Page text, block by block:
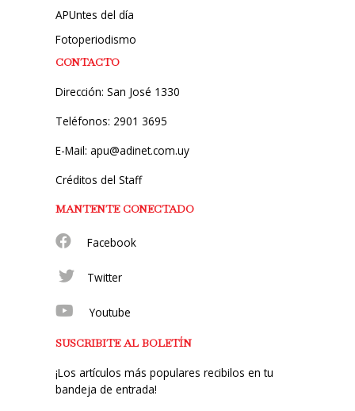
APUntes del día
Fotoperiodismo
CONTACTO
Dirección: San José 1330
Teléfonos: 2901 3695
E-Mail: apu@adinet.com.uy
Créditos del Staff
MANTENTE CONECTADO
Facebook
Twitter
Youtube
SUSCRIBITE AL BOLETÍN
¡Los artículos más populares recibilos en tu
bandeja de entrada!